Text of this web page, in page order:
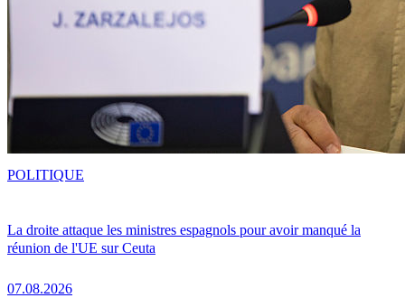
La droite attaque les ministres espagnols pour avoir manqué la
réunion de l'UE sur Ceuta
07.08.2026
POLITIQUE